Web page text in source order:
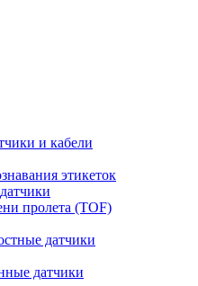
и кабели
этикеток
пролета (TOF)
датчики
датчики